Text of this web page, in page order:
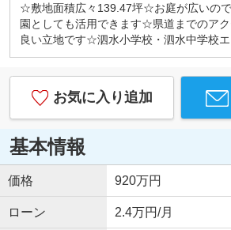
☆敷地面積広々139.47坪☆お庭が広いの
園としても活用できます☆県道までのア
良い立地です☆泗水小学校・泗水中学校
お気に入り追加
基本情報
価格 920万円
ローン 2.4万円/月